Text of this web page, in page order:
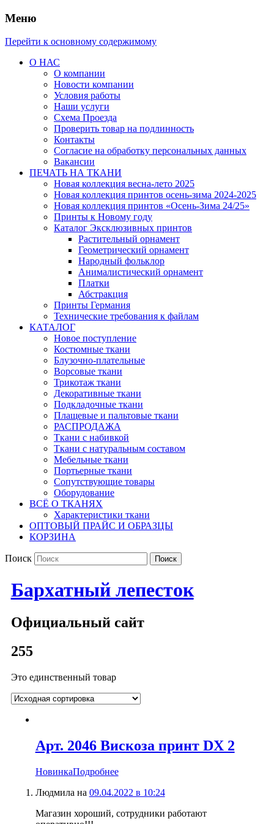
Меню
Перейти к основному содержимому
О НАС
О компании
Новости компании
Условия работы
Наши услуги
Схема Проезда
Проверить товар на подлинность
Контакты
Согласие на обработку персональных данных
Вакансии
ПЕЧАТЬ НА ТКАНИ
Новая коллекция весна-лето 2025
Новая коллекция принтов осень-зима 2024-2025
Новая коллекция принтов «Осень-Зима 24/25»
Принты к Новому году
Каталог Эксклюзивных принтов
Растительный орнамент
Геометрический орнамент
Народный фольклор
Анималистический орнамент
Платки
Абстракция
Принты Германия
Технические требования к файлам
КАТАЛОГ
Новое поступление
Костюмные ткани
Блузочно-плательные
Ворсовые ткани
Трикотаж ткани
Декоративные ткани
Подкладочные ткани
Плащевые и пальтовые ткани
РАСПРОДАЖА
Ткани с набивкой
Ткани с натуральным составом
Мебельные ткани
Портьерные ткани
Сопутствующие товары
Оборудование
ВСЁ О ТКАНЯХ
Характеристики ткани
ОПТОВЫЙ ПРАЙС И ОБРАЗЦЫ
КОРЗИНА
Поиск
Бархатный лепесток
Официальный сайт
255
Это единственный товар
Арт. 2046 Вискоза принт DX 2
НовинкаПодробнее
Людмила на 09.04.2022 в 10:24
Магазин хороший, сотрудники работают